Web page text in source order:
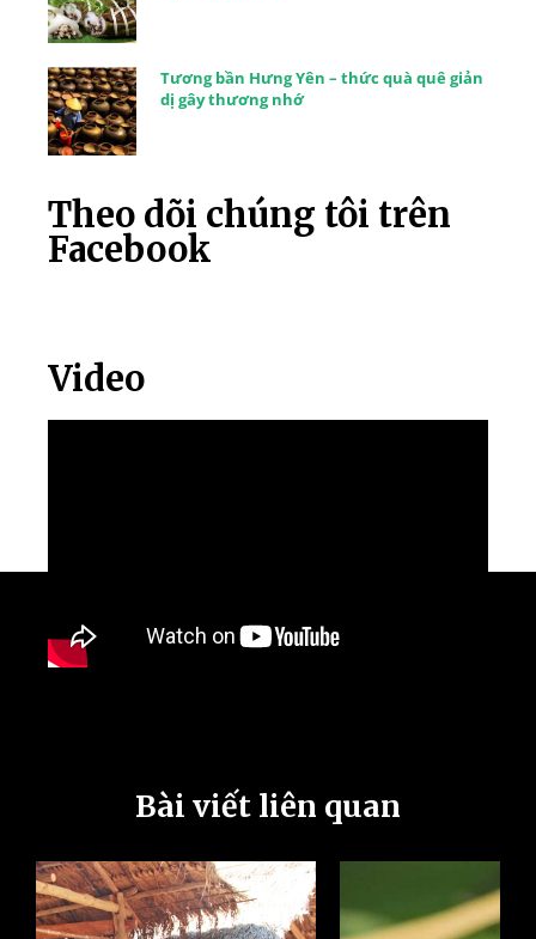
Tương bần Hưng Yên – thức quà quê giản
dị gây thương nhớ
Theo dõi chúng tôi trên
Facebook
Video
Bài viết liên quan